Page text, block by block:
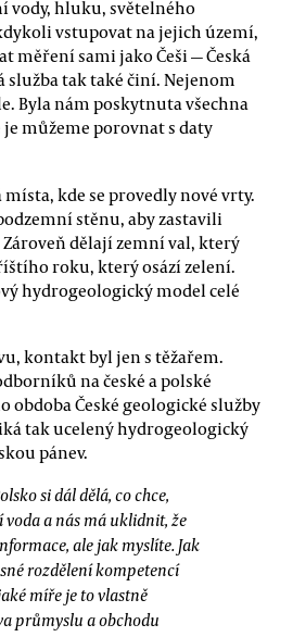
hluku, světelného
vstupovat na jejich území,
měření sami jako Češi — Česká
tak také činí. Nejenom
Byla nám poskytnuta všechna
můžeme porovnat s daty
kde se provedly nové vrty.
stěnu, aby zastavili
dělají zemní val, který
roku, který osází zelení.
hydrogeologický model celé
kontakt byl jen s těžařem.
na české a polské
obdoba České geologické služby
tak ucelený hydrogeologický
pánev.
si dál dělá, co chce,
a nás má uklidnit, že
ale jak myslíte. Jak
rozdělení kompetencí
míře je to vlastně
průmyslu a obchodu